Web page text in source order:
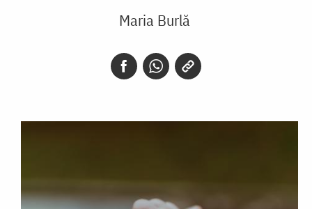
Maria Burlă